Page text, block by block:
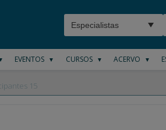
EVENTOS ▼ CURSOS ▼ ACERVO ▼
15